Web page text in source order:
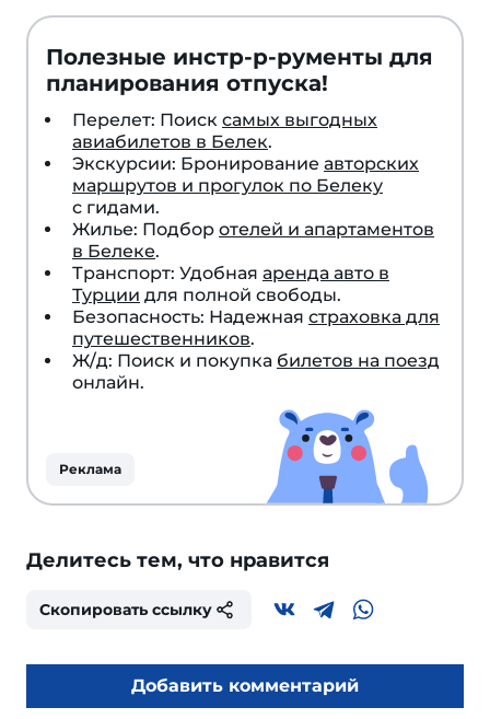
Полезные инстр-р-рументы для
планирования отпуска!
Перелет: Поиск самых выгодных
авиабилетов в Белек.
Экскурсии: Бронирование авторских
маршрутов и прогулок по Белеку
с гидами.
Жилье: Подбор отелей и апартаментов
в Белеке.
Транспорт: Удобная аренда авто в
Турции для полной свободы.
Безопасность: Надежная страховка для
путешественников.
Ж/д: Поиск и покупка билетов на поезд
онлайн.
Реклама
Делитесь тем, что нравится
Скопировать ссылку
Добавить комментарий